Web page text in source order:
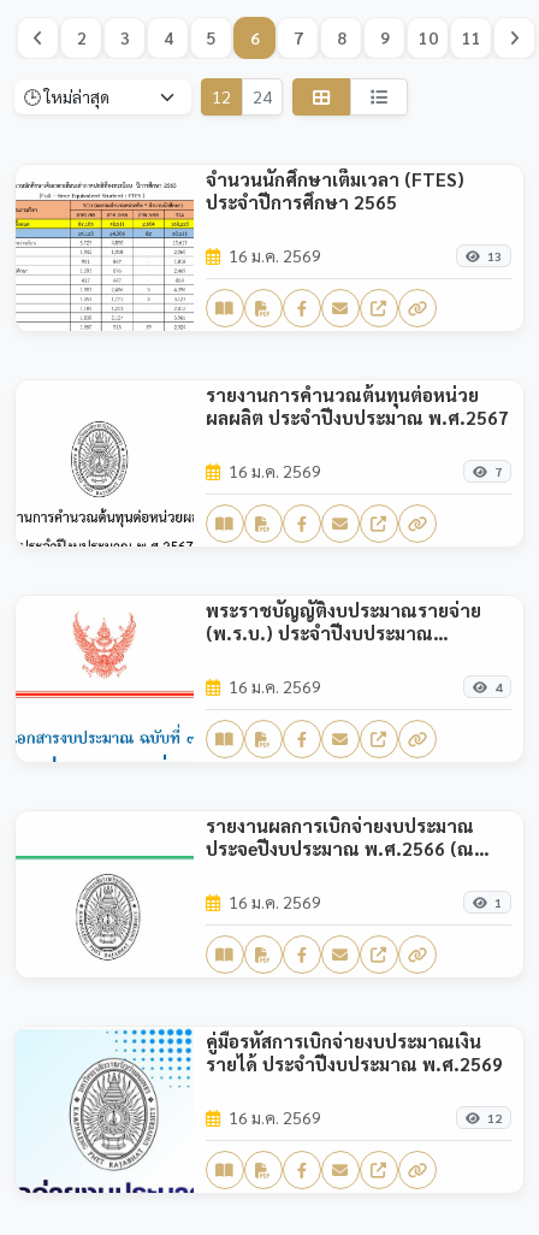
2 3 4 5 6 7 8 9 10 11
12 24
จำนวนนักศึกษาเต็มเวลา (FTES)
ประจำปีการศึกษา 2565
16 ม.ค. 2569 13
รายงานการคำนวณต้นทุนต่อหน่วย
ผลผลิต ประจำปีงบประมาณ พ.ศ.2567
16 ม.ค. 2569 7
พระราชบัญญัติงบประมาณรายจ่าย
(พ.ร.บ.) ประจำปีงบประมาณ
16 ม.ค. 2569 4
รายงานผลการเบิกจ่ายงบประมาณ
ประจeปีงบประมาณ พ.ศ.2566 (ณ
16 ม.ค. 2569 1
คู่มือรหัสการเบิกจ่ายงบประมาณเงิน
รายได้ ประจำปีงบประมาณ พ.ศ.2569
16 ม.ค. 2569 12